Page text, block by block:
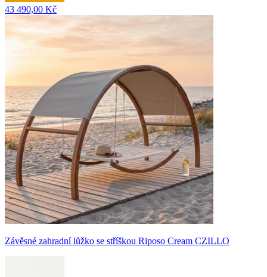
43 490,00 Kč
Závěsné zahradní lůžko se stříškou Riposo Cream CZILLO